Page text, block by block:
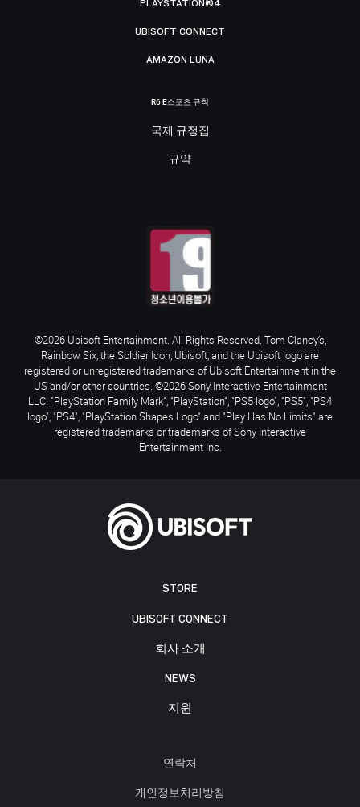
STORE
UBISOFT CONNECT
회사 소개
NEWS
지원
연락처
개인정보처리방침
PLAYSTATION®4
UBISOFT CONNECT
AMAZON LUNA
R6 E스포츠 규칙
국제 규정집
규약
©2026 Ubisoft Entertainment. All Rights Reserved. Tom Clancy’s,
Rainbow Six, the Soldier Icon, Ubisoft, and the Ubisoft logo are
registered or unregistered trademarks of Ubisoft Entertainment in the
US and/or other countries. ©2026 Sony Interactive Entertainment
LLC. "PlayStation Family Mark", "PlayStation", "PS5 logo", "PS5", "PS4
logo", "PS4", "PlayStation Shapes Logo" and "Play Has No Limits" are
registered trademarks or trademarks of Sony Interactive
Entertainment Inc.